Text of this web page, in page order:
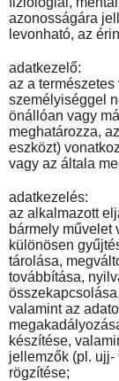
azonosságára
levonható, az
adatkezelő:
az a
személyiséggel
önállóan vagy
meghatározza,
eszközt)
vagy az általa
adatkezelés:
az alkalmazott
bármely művelet
különösen
tárolása,
továbbítása,
valamint az
készítése,
jellemzők (pl. ujj-
rögzítése;